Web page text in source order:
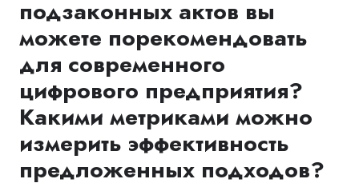
подзаконных актов вы
можете порекомендовать
для современного
цифрового предприятия?
Какими метриками можно
измерить эффективность
предложенных подходов?